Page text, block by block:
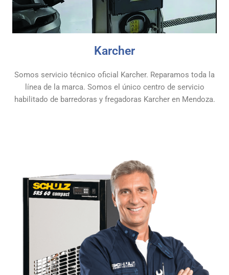
Karcher
Somos servicio técnico oficial Karcher. Reparamos toda la
línea de la marca. Somos el único centro de servicio
habilitado de barredoras y fregadoras Karcher en Mendoza.